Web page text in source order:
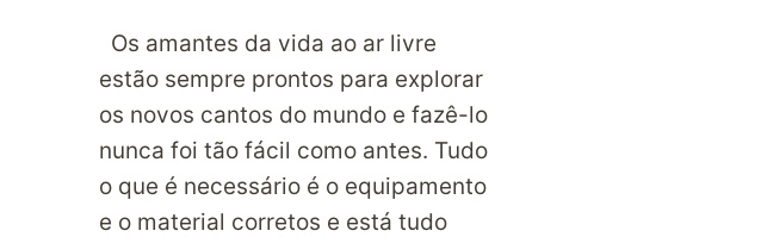
Os amantes da vida ao ar livre
estão sempre prontos para explorar
os novos cantos do mundo e fazê-lo
nunca foi tão fácil como antes. Tudo
o que é necessário é o equipamento
e o material corretos e está tudo